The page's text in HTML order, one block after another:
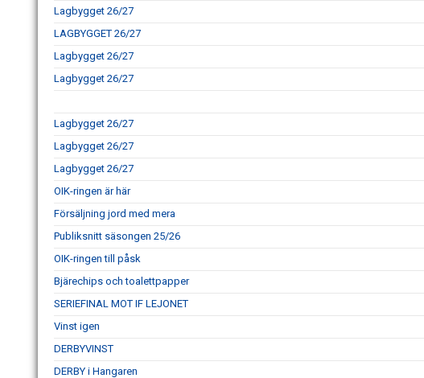
Lagbygget 26/27
LAGBYGGET 26/27
Lagbygget 26/27
Lagbygget 26/27
Lagbygget 26/27
Lagbygget 26/27
Lagbygget 26/27
OIK-ringen är här
Försäljning jord med mera
Publiksnitt säsongen 25/26
OIK-ringen till påsk
Bjärechips och toalettpapper
SERIEFINAL MOT IF LEJONET
Vinst igen
DERBYVINST
DERBY i Hangaren